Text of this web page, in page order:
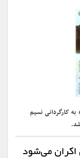
کارگردانی نسیم
اکران می‌شود